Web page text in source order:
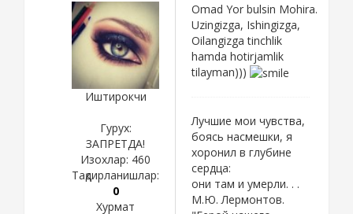
Иштирокчи
Гурух:
ЗАПРЕТДА!
Изохлар: 460
Тақдирланишлар:
0
Хурмат
Omad Yor bulsin Mohira.
Uzingizga, Ishingizga,
Oilangizga tinchlik
hamda hotirjamlik
tilayman)))
Лучшие мои чувства,
боясь насмешки, я
хоронил в глубине
сердца:
они там и умерли. . .
М.Ю. Лермонтов.